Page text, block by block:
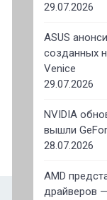
29.07.2026
ASUS
созданных
Venice
29.07.2026
NVIDIA
вышли
28.07.2026
AMD
драйверов